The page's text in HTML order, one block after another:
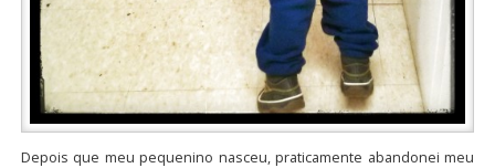
Depois que meu pequenino nasceu, praticamente abandonei meu